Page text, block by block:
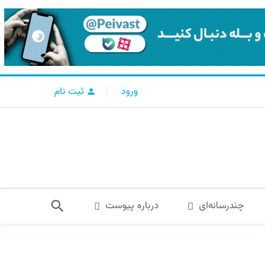
ورود ثبت نام
چندرسانه‌ای درباره پیوست